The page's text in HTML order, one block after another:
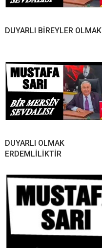
DUYARLI BİREYLER OLMAK
DUYARLI OLMAK
ERDEMLİLİKTİR